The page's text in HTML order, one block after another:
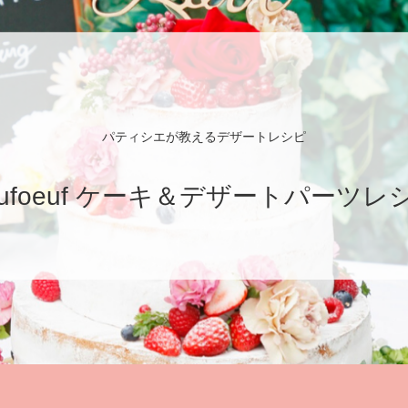
パティシエが教えるデザートレシピ
ケーキ＆デザートパーツレ